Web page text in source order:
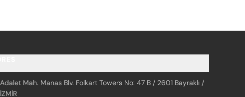
Adalet Mah. Manas Blv. Folkart Towers No: 47 B / 2601 Bayraklı /
İZMİR